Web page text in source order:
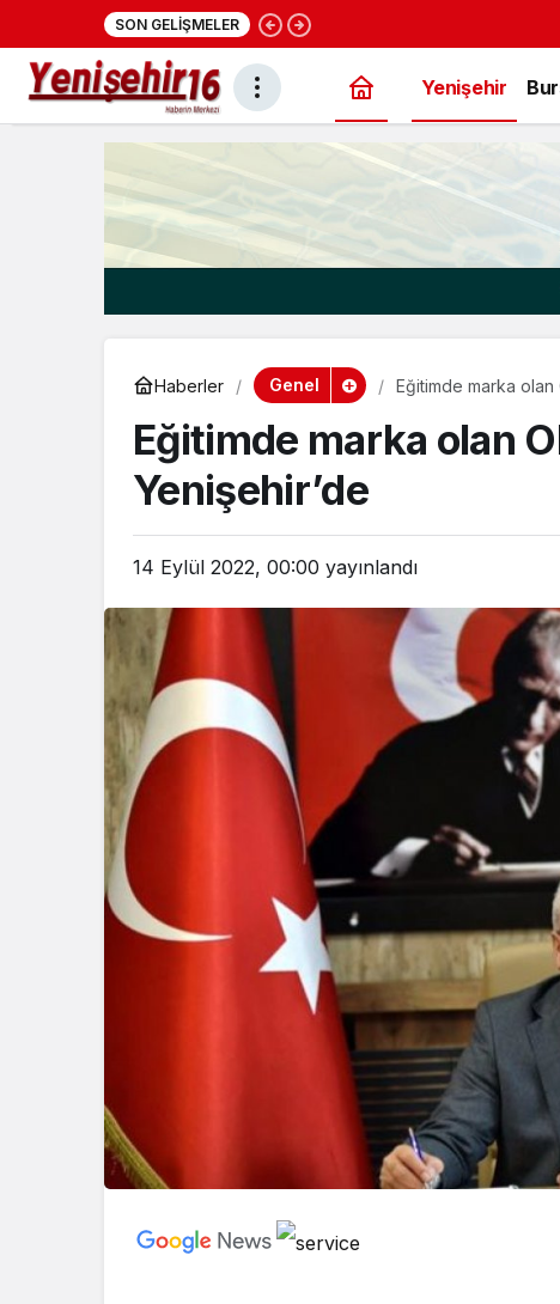
SON GELIŞMELER
Yenişehir
Haberler Genel Eğitimde marka olan
Eğitimde marka olan
Yenişehir’de
14 Eylül 2022, 00:00 yayınlandı